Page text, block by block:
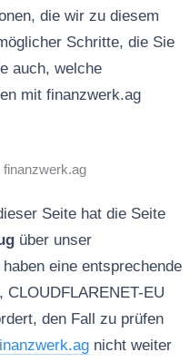
die wir zu diesem
Schritte, die Sie
auch, welche
mit finanzwerk.ag
Seite hat die Seite
über unser
eine entsprechende
CLOUDFLARENET-EU
den Fall zu prüfen
nicht weiter